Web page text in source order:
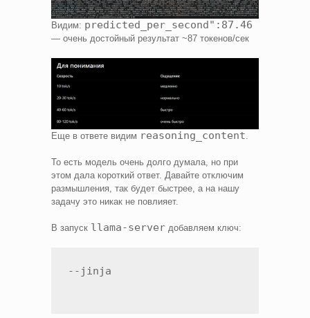
Видим: predicted_per_second":87.46
— очень достойный результат ~87 токенов/сек
Еще в ответе видим reasoning_content.
То есть модель очень долго думала, но при
этом дала короткий ответ. Давайте отключим
размышления, так будет быстрее, а на нашу
задачу это никак не повлияет.
В запуск llama-server добавляем ключ:
--jinja